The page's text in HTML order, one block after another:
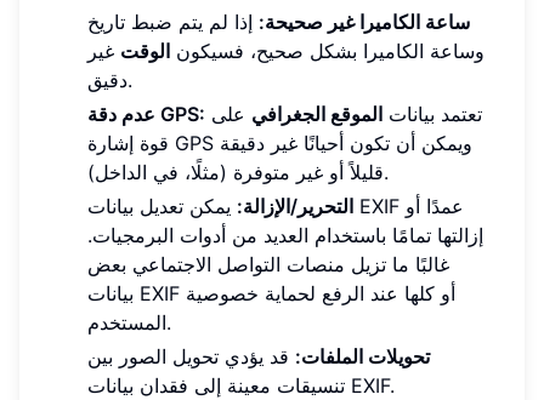
ساعة الكاميرا غير صحيحة: إذا لم يتم ضبط تاريخ
وساعة الكاميرا بشكل صحيح، فسيكون الوقت غير
دقيق.
عدم دقة GPS:
تعتمد بيانات الموقع الجغرافي على
قوة إشارة GPS ويمكن أن تكون أحيانًا غير دقيقة
قليلاً أو غير متوفرة (مثلًا، في الداخل).
التحرير/الإزالة: يمكن تعديل بيانات EXIF عمدًا أو
إزالتها تمامًا باستخدام العديد من أدوات البرمجيات.
غالبًا ما تزيل منصات التواصل الاجتماعي بعض
بيانات EXIF أو كلها عند الرفع لحماية خصوصية
المستخدم.
تحويلات الملفات: قد يؤدي تحويل الصور بين
تنسيقات معينة إلى فقدان بيانات EXIF.